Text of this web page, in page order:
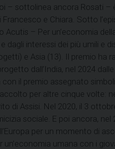
– sottolinea ancora Rosati –
e Chiara. Sotto
– Per un’economia
dagli interessi dei più umili e
e Asia (13). Il premio ha
dall’India, nel 2024
con il premio assegnato
per altre cinque volte:
di Assisi. Nel 2020, il 3
sociale. E poi ancora, nel
per un momento di
umana con i